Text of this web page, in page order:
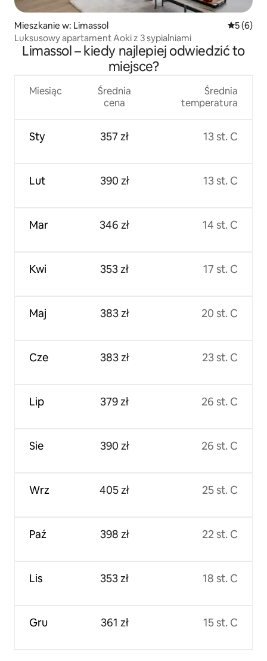
Mieszkanie w: Limassol Średnia
5 (6)
Luksusowy apartament Aoki z 3 sypialniami
Limassol – kiedy najlepiej odwiedzić to
miejsce?
Miesiąc
Sty
Lut
Mar
Kwi
Maj
Cze
Lip
Sie
Wrz
Paź
Lis
Gru
Średnia
cena
357 zł
390 zł
346 zł
353 zł
383 zł
383 zł
379 zł
390 zł
405 zł
398 zł
353 zł
361 zł
Średnia
temperatura
13 st. C
13 st. C
14 st. C
17 st. C
20 st. C
23 st. C
26 st. C
26 st. C
25 st. C
22 st. C
18 st. C
15 st. C